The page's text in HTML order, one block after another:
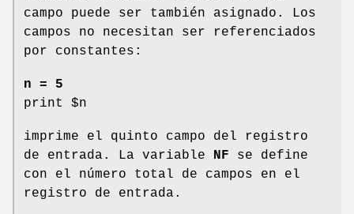
campo puede ser también asignado. Los
campos no necesitan ser referenciados
por constantes:
n = 5
print $n
imprime el quinto campo del registro
de entrada. La variable NF se define
con el número total de campos en el
registro de entrada.